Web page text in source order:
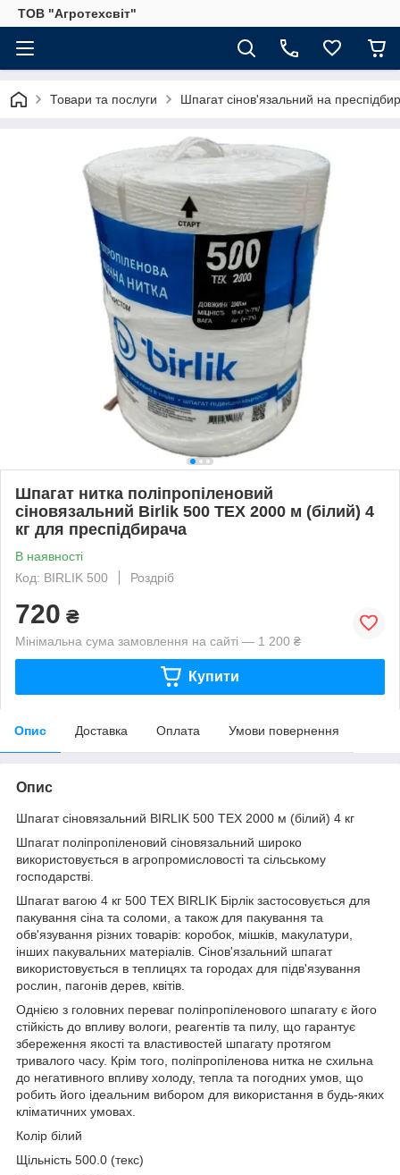
ТОВ "Агротехсвіт"
Товари та послуги Шпагат сінов'язальний на
Шпагат нитка поліпропіленовий
сіновязальний Birlik 500 ТЕХ 2000 м (білий) 4
кг для преспідбирача
В наявності
Код: BIRLIK 500
Роздріб
720 ₴
Мінімальна сума замовлення на сайті — 1 200 ₴
Купити
Опис Доставка Оплата Умови повернення
Опис
Шпагат сіновязальний BIRLIK 500 ТЕХ 2000 м (білий) 4 кг
Шпагат поліпропіленовий сіновязальний широко
використовується в агропромисловості та сільському
господарстві.
Шпагат вагою 4 кг 500 ТЕХ BIRLIK Бірлік застосовується для
пакування сіна та соломи, а також для пакування та
обв'язування різних товарів: коробок, мішків, макулатури,
інших пакувальних матеріалів. Сінов'язальний шпагат
використовується в теплицях та городах для підв'язування
рослин, пагонів дерев, квітів.
Однією з головних переваг поліпропіленового шпагату є його
стійкість до впливу вологи, реагентів та пилу, що гарантує
збереження якості та властивостей шпагату протягом
тривалого часу. Крім того, поліпропіленова нитка не схильна
до негативного впливу холоду, тепла та погодних умов, що
робить його ідеальним вибором для використання в будь-яких
кліматичних умовах.
Колір білий
Щільність 500.0 (текс)